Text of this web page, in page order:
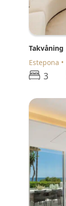
Takvåning
Estepona
3